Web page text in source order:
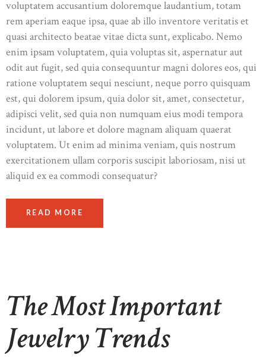
voluptatem accusantium doloremque laudantium, totam
rem aperiam eaque ipsa, quae ab illo inventore veritatis et
quasi architecto beatae vitae dicta sunt, explicabo. Nemo
enim ipsam voluptatem, quia voluptas sit, aspernatur aut
odit aut fugit, sed quia consequuntur magni dolores eos, qui
ratione voluptatem sequi nesciunt, neque porro quisquam
est, qui dolorem ipsum, quia dolor sit, amet, consectetur,
adipisci velit, sed quia non numquam eius modi tempora
incidunt, ut labore et dolore magnam aliquam quaerat
voluptatem. Ut enim ad minima veniam, quis nostrum
exercitationem ullam corporis suscipit laboriosam, nisi ut
aliquid ex ea commodi consequatur?
READ MORE
The Most Important
Jewelry Trends